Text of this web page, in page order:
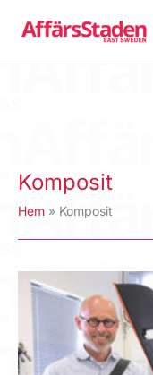
Komposit
Hem Komposit